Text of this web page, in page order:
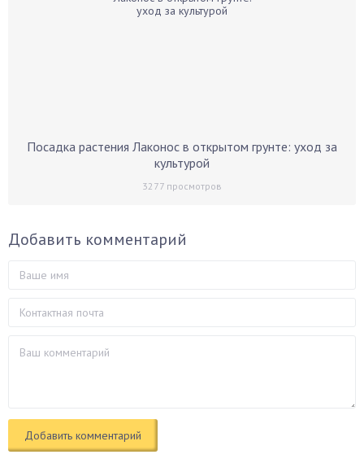
Посадка растения Лаконос в открытом грунте: уход за
культурой
3277 просмотров
Добавить комментарий